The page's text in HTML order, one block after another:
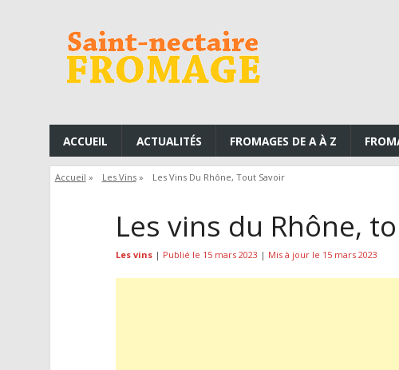
ACCUEIL ACTUALITÉS FROMAGES DE A À Z
Accueil » Les Vins» Les Vins Du Rhône, Tout Savoir
Les vins du Rhône,
Les vins| Publié le 15 mars 2023 | Mis à jour le 15 mars 2023